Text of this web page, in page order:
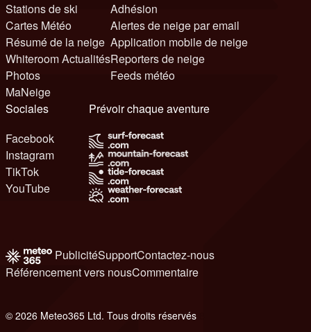
Stations de ski
Cartes Météo
Résumé de la neige
Whiteroom Actualités
Photos
MaNeige
Adhésion
Alertes de neige par email
Application mobile de neige
Reporters de neige
Feeds météo
Sociales
Facebook
Instagram
TikTok
YouTube
Prévoir chaque aventure
PublicitéSupportContactez-nous
Référencement vers nousCommentaire
© 2026 Meteo365 Ltd. Tous droits réservés